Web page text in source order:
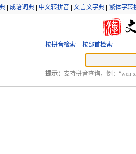
成语词典 中文转拼音 文言文字典 繁体字转
按拼音检索 按部首检索
提示： 支持拼音查询，例：“wen